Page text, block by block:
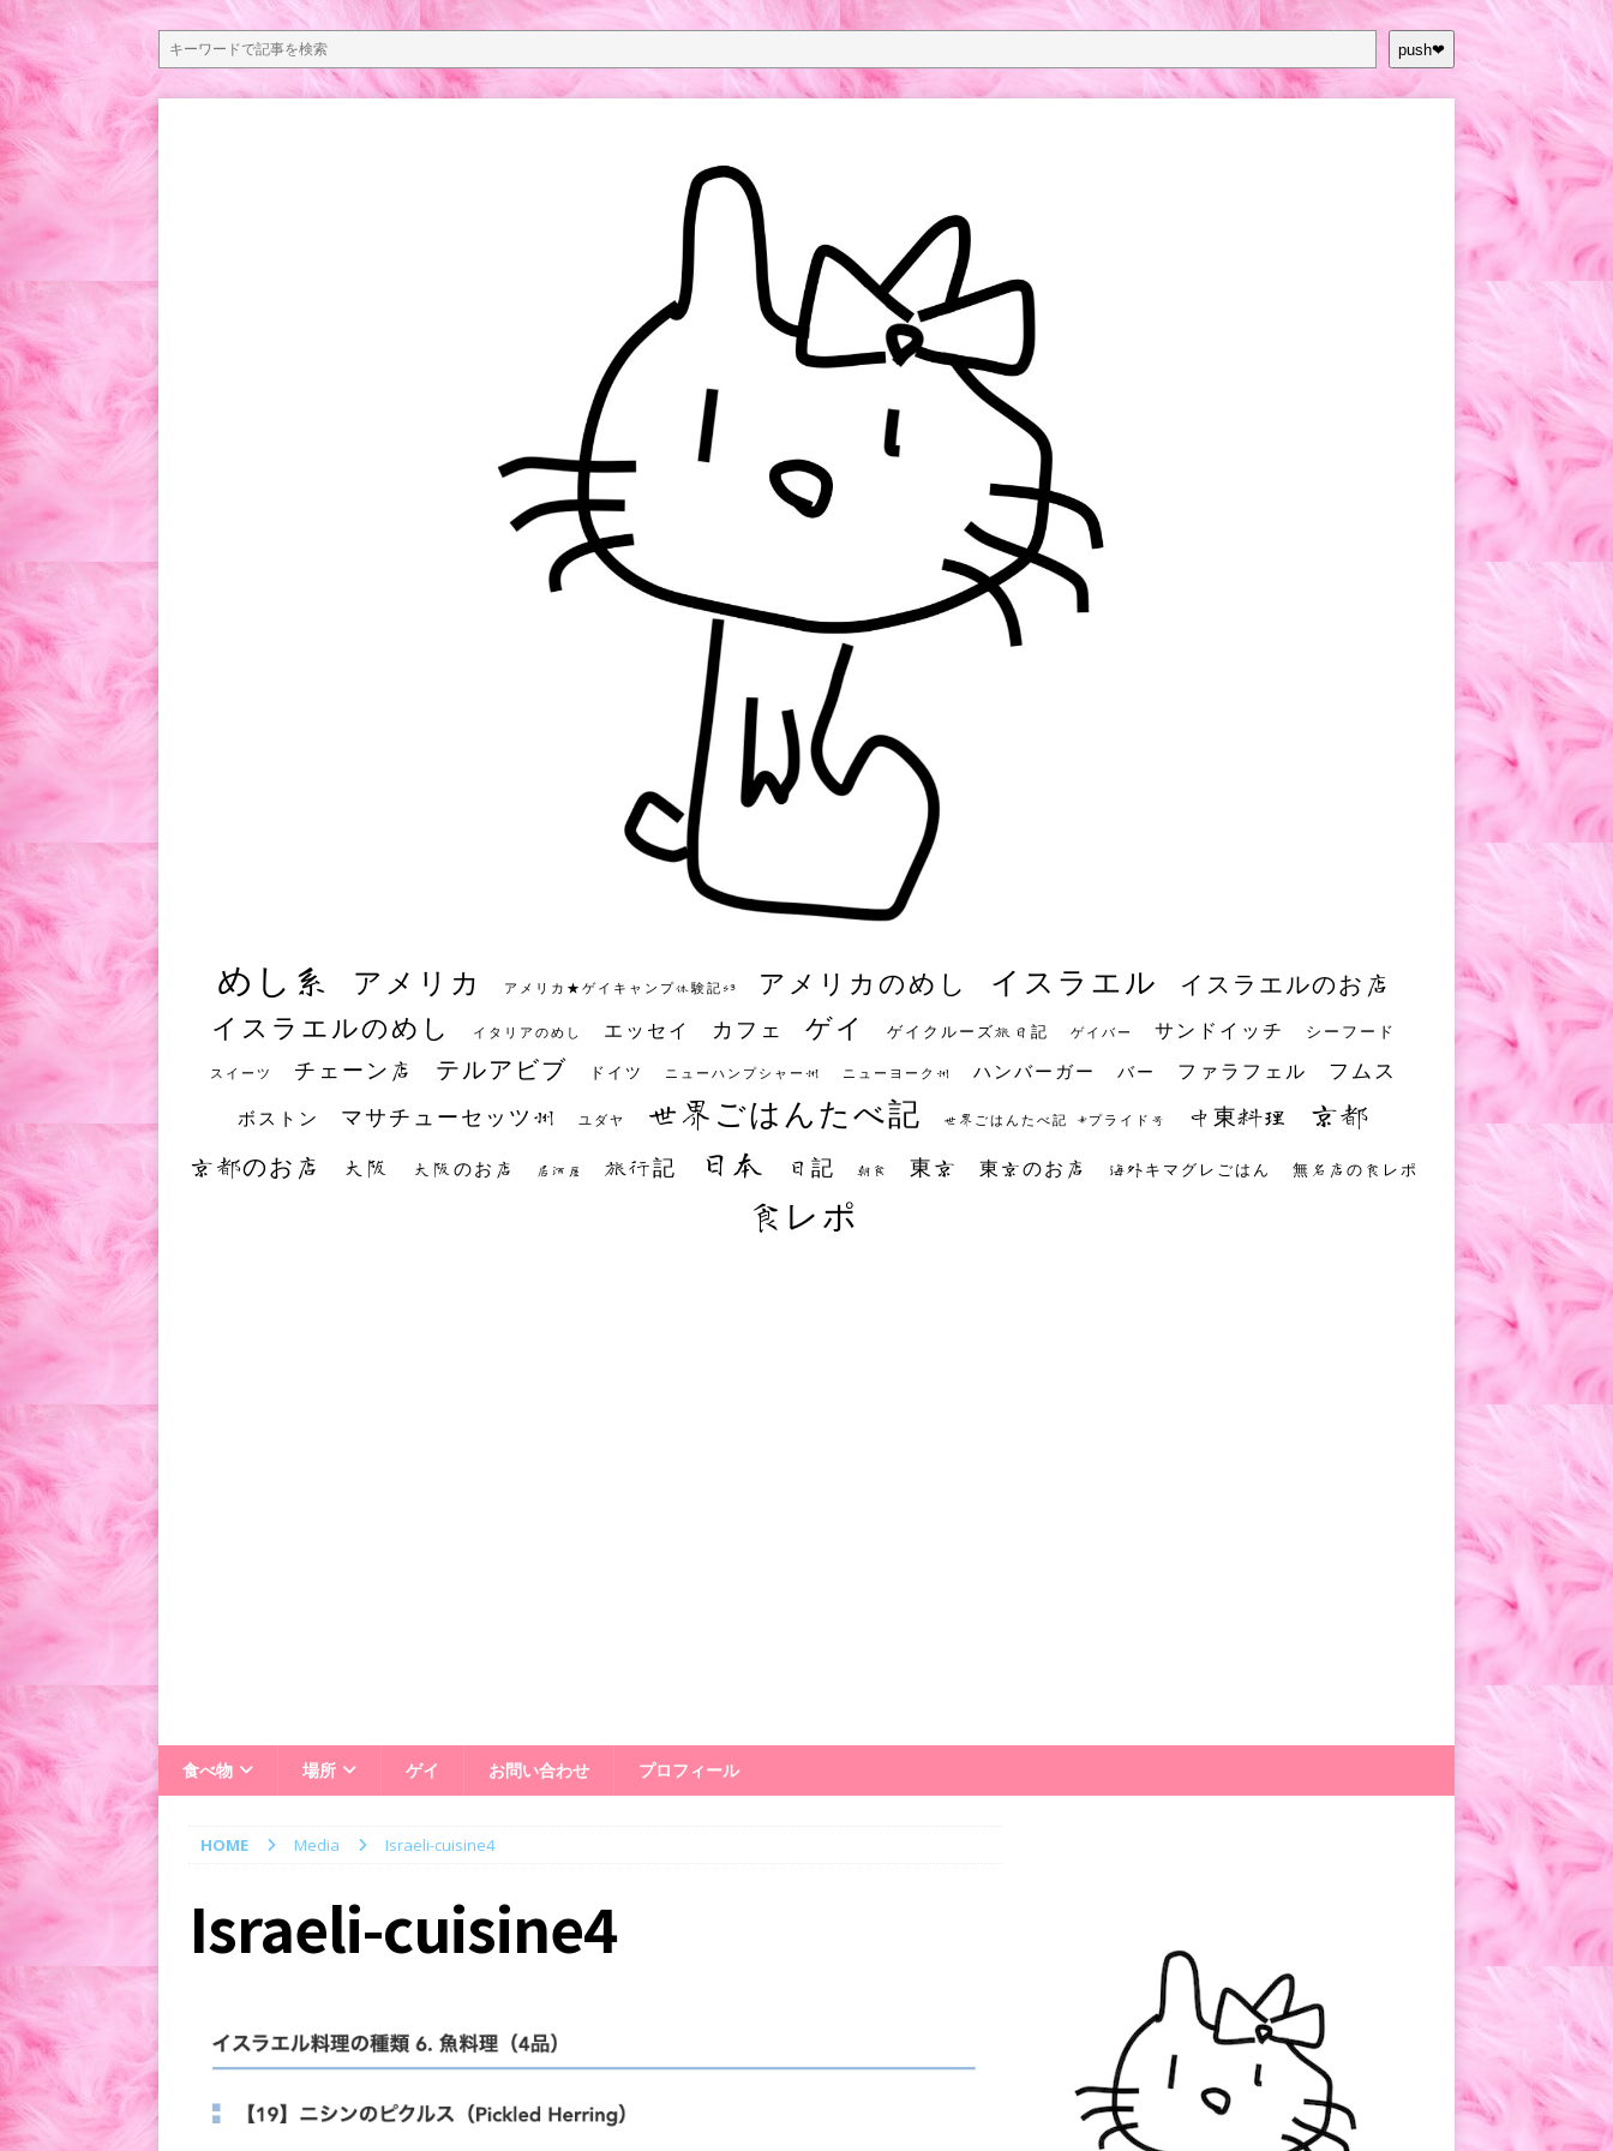
push❤︎
めし系 アメリカ アメリカ★ゲイキャンプ体験記S3 アメリカのめし イスラエル イスラエルのお店
イスラエルのめし イタリアのめし エッセイ カフェ ゲイ ゲイクルーズ旅日記 ゲイバー サンドイッチ シーフード
スイーツ チェーン店 テルアビブ ドイツ ニューハンプシャー州 ニューヨーク州 ハンバーガー バー ファラフェル フムス
ボストン マサチューセッツ州 ユダヤ 世界ごはんたべ記 世界ごはんたべ記 #プライド号 中東料理 京都
京都のお店 大阪 大阪のお店 居酒屋 旅行記 日本 日記 朝食 東京 東京のお店 海外キマグレごはん 無名店の食レポ
食レポ
食べ物 場所 ゲイ お問い合わせ プロフィール
HOME Media Israeli-cuisine4
Israeli-cuisine4